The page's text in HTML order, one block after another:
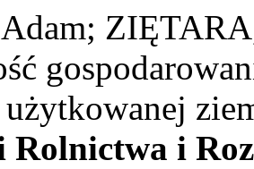
użytkowanej
Rolnictwa i